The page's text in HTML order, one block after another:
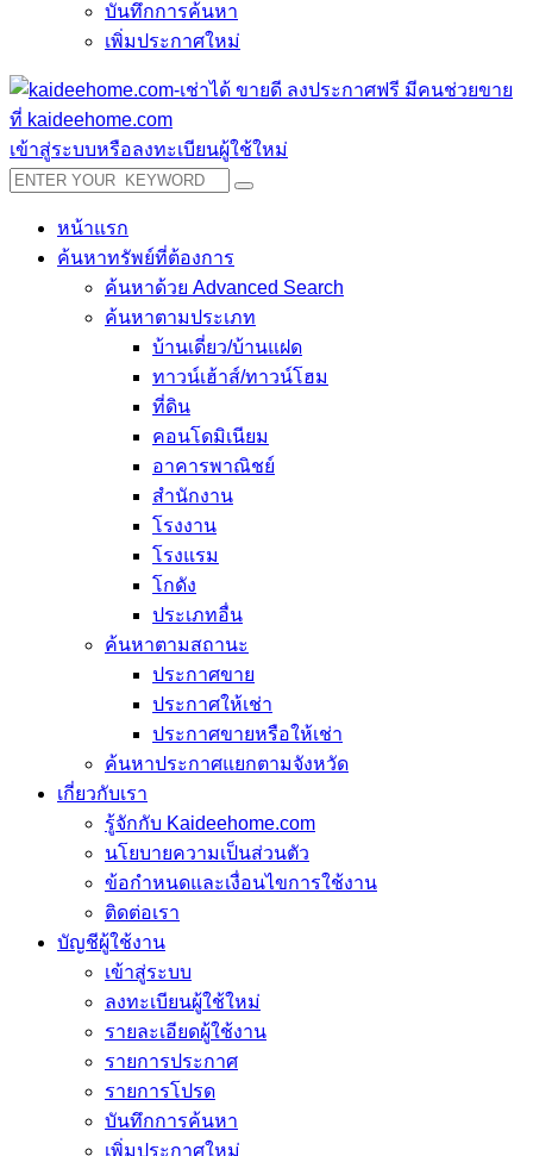
บันทึกการค้นหา
เพิ่มประกาศใหม่
เข้าสู่ระบบหรือลงทะเบียนผู้ใช้ใหม่
หน้าแรก
ค้นหาทรัพย์ที่ต้องการ
ค้นหาด้วย Advanced Search
ค้นหาตามประเภท
บ้านเดี่ยว/บ้านแฝด
ทาวน์เฮ้าส์/ทาวน์โฮม
ที่ดิน
คอนโดมิเนียม
อาคารพาณิชย์
สำนักงาน
โรงงาน
โรงแรม
โกดัง
ประเภทอื่น
ค้นหาตามสถานะ
ประกาศขาย
ประกาศให้เช่า
ประกาศขายหรือให้เช่า
ค้นหาประกาศแยกตามจังหวัด
เกี่ยวกับเรา
รู้จักกับ Kaideehome.com
นโยบายความเป็นส่วนตัว
ข้อกำหนดและเงื่อนไขการใช้งาน
ติดต่อเรา
บัญชีผู้ใช้งาน
เข้าสู่ระบบ
ลงทะเบียนผู้ใช้ใหม่
รายละเอียดผู้ใช้งาน
รายการประกาศ
รายการโปรด
บันทึกการค้นหา
เพิ่มประกาศใหม่